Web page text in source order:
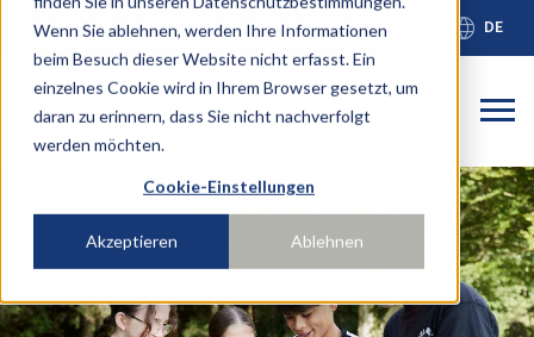
Wenn Sie ablehnen, werden Ihre Informationen
beim Besuch dieser Website nicht erfasst. Ein
einzelnes Cookie wird in Ihrem Browser gesetzt, um
daran zu erinnern, dass Sie nicht nachverfolgt
werden möchten.
Cookie-Einstellungen
Akzeptieren Ablehnen
calendar_month Schulkalender language DE
Es gibt keine Vorschläge, da das Suchfeld leer